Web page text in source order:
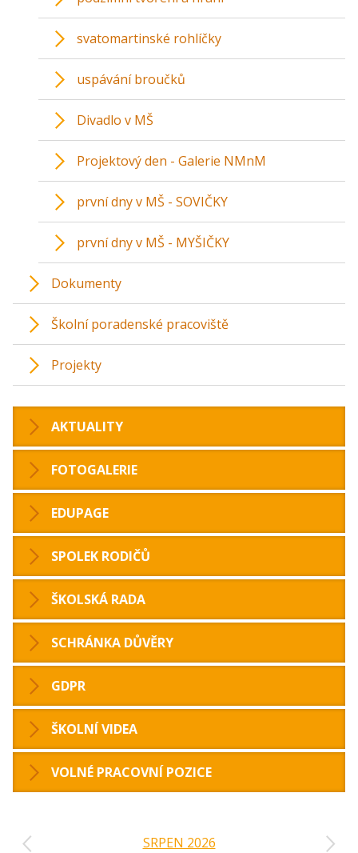
svatomartinské rohlíčky
uspávání broučků
Divadlo v MŠ
Projektový den - Galerie NMnM
první dny v MŠ - SOVIČKY
první dny v MŠ - MYŠIČKY
Dokumenty
Školní poradenské pracoviště
Projekty
AKTUALITY
FOTOGALERIE
EDUPAGE
SPOLEK RODIČŮ
ŠKOLSKÁ RADA
SCHRÁNKA DŮVĚRY
GDPR
ŠKOLNÍ VIDEA
VOLNÉ PRACOVNÍ POZICE
SRPEN 2026